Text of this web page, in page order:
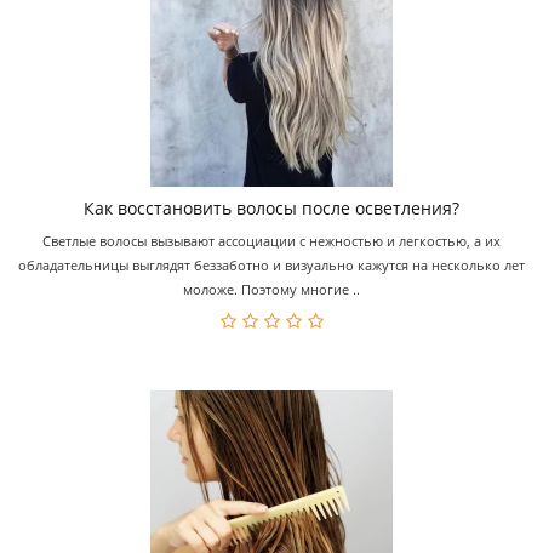
Как восстановить волосы после осветления?
Светлые волосы вызывают ассоциации с нежностью и легкостью, а их
обладательницы выглядят беззаботно и визуально кажутся на несколько лет
моложе. Поэтому многие ..